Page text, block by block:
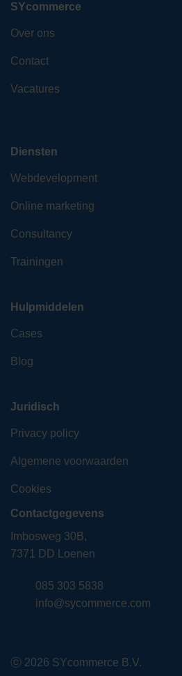
SYcommerce
Over ons
Contact
Vacatures
Diensten
Webdevelopment
Online marketing
Consultancy
Trainingen
Hulpmiddelen
Cases
Blog
Juridisch
Privacy policy
Algemene voorwaarden
Cookies
Contactgegevens
Imbosweg 30B,
7371 DD Loenen
085 303 5838
info@sycommerce.com
ⓒ 2026 SYcommerce B.V.